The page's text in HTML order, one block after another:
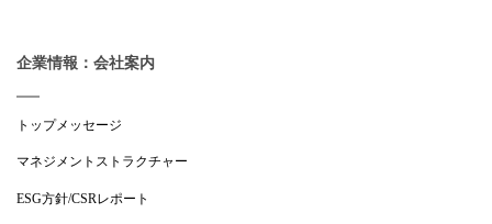
企業情報：会社案内
トップメッセージ
マネジメントストラクチャー
ESG方針/CSRレポート